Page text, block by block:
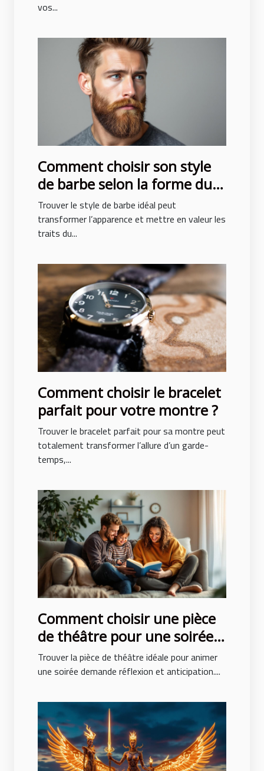
vos...
Comment choisir son style
de barbe selon la forme du
visage ?
Trouver le style de barbe idéal peut
transformer l’apparence et mettre en valeur les
traits du...
Comment choisir le bracelet
parfait pour votre montre ?
Trouver le bracelet parfait pour sa montre peut
totalement transformer l’allure d’un garde-
temps,...
Comment choisir une pièce
de théâtre pour une soirée
réussie ?
Trouver la pièce de théâtre idéale pour animer
une soirée demande réflexion et anticipation....